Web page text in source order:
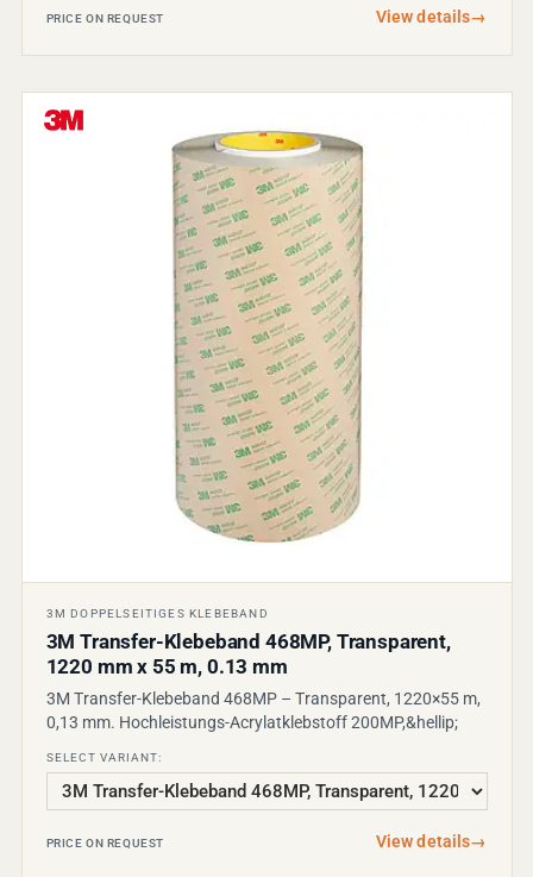
PRICE ON REQUEST View details→
3M DOPPELSEITIGES KLEBEBAND
3M Transfer-Klebeband 468MP, Transparent,
1220 mm x 55 m, 0.13 mm
3M Transfer-Klebeband 468MP – Transparent, 1220×55 m,
0,13 mm. Hochleistungs-Acrylatklebstoff 200MP,&hellip;
SELECT VARIANT:
PRICE ON REQUEST View details→